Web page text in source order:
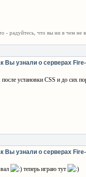
- радуйтесь, что вы ни в чем не
Вы узнали о серверах
установки CSS и до сих
Вы узнали о серверах
теперь играю тут